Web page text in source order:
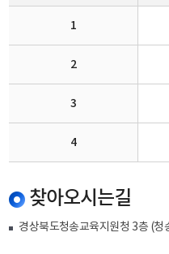
1
2
3
4
찾아오시는길
경상북도청송교육지원청 3층 (청